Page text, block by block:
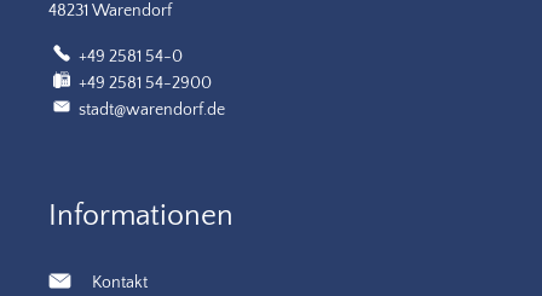
48231 Warendorf
+49 2581 54-0
+49 2581 54-2900
stadt@warendorf.de
Informationen
Kontakt